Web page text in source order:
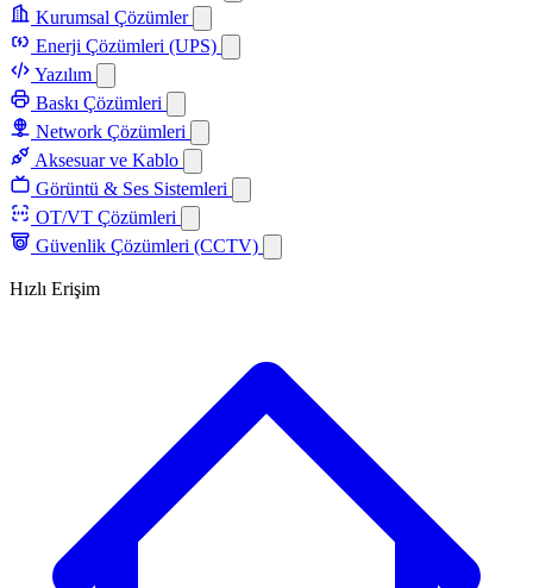
Kurumsal Çözümler
Enerji Çözümleri (UPS)
Yazılım
Baskı Çözümleri
Network Çözümleri
Aksesuar ve Kablo
Görüntü & Ses Sistemleri
OT/VT Çözümleri
Güvenlik Çözümleri (CCTV)
Hızlı Erişim